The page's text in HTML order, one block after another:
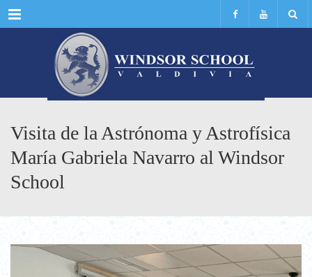
Menu
Visita de la Astrónoma y Astrofísica
María Gabriela Navarro al Windsor
School